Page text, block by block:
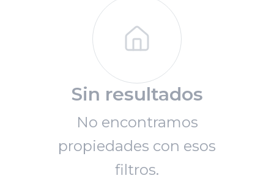
Sin resultados
No encontramos
propiedades con esos
filtros.